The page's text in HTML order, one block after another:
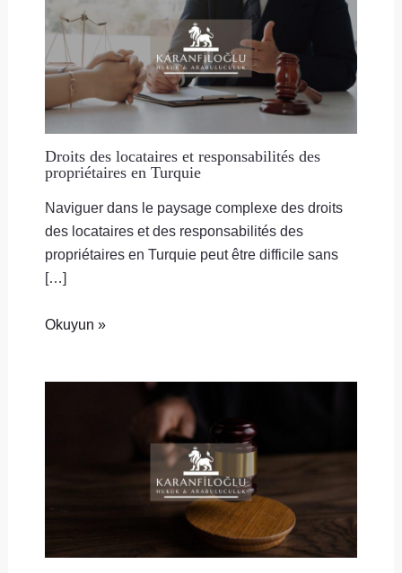
Droits des locataires et responsabilités des
propriétaires en Turquie
Naviguer dans le paysage complexe des droits
des locataires et des responsabilités des
propriétaires en Turquie peut être difficile sans
[…]
Okuyun »